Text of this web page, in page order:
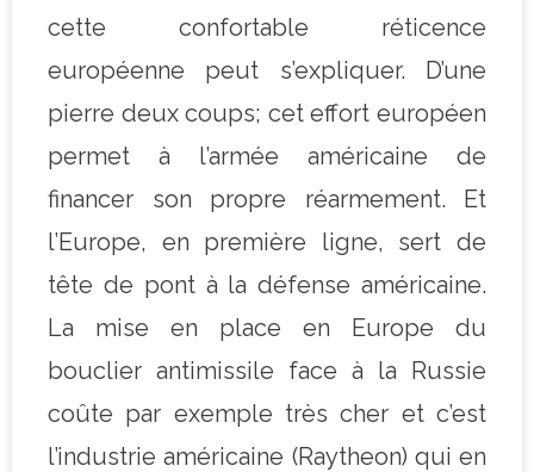
cette confortable réticence
européenne peut s’expliquer. D’une
pierre deux coups; cet effort européen
permet à l’armée américaine de
financer son propre réarmement. Et
l’Europe, en première ligne, sert de
tête de pont à la défense américaine.
La mise en place en Europe du
bouclier antimissile face à la Russie
coûte par exemple très cher et c’est
l’industrie américaine (Raytheon) qui en